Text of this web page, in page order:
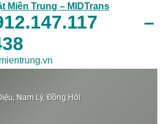
Miền Trung – MIDTrans
–
Nam Lý, Đồng Hới